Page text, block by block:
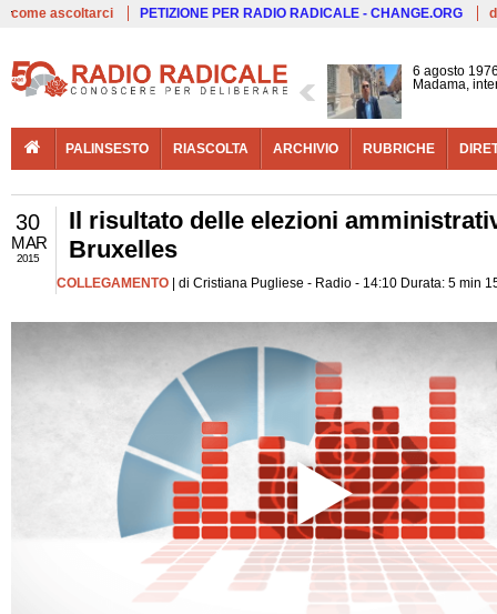
come ascoltarci PETIZIONE PER RADIO RADICALE - CHANGE.ORG
6 agosto
Madama,
PALINSESTO RIASCOLTA ARCHIVIO RUBRICHE
30
MAR
2015
Il risultato delle elezioni
Bruxelles
COLLEGAMENTO | di Cristiana Pugliese - Radio - 14:10 Durata: 5 min